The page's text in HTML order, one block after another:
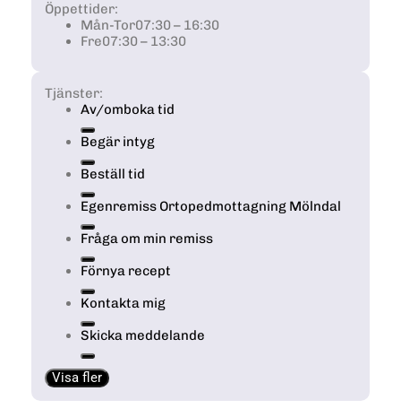
Öppettider:
Mån-Tor07:30 – 16:30
Fre07:30 – 13:30
Tjänster:
Av/omboka tid
Begär intyg
Beställ tid
Egenremiss Ortopedmottagning Mölndal
Fråga om min remiss
Förnya recept
Kontakta mig
Skicka meddelande
Visa fler